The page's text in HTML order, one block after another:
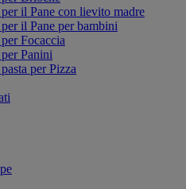
il Pane con lievito madre
il Pane per bambini
Focaccia
Panini
per Pizza